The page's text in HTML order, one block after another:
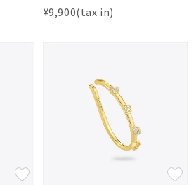
¥9,900(tax in)